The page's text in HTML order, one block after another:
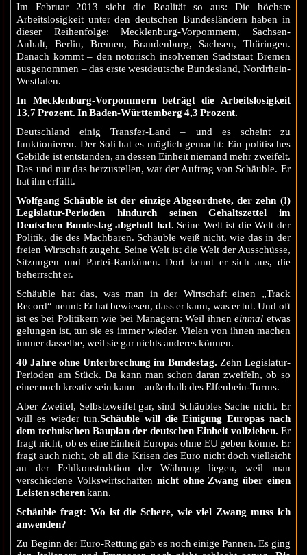
Im Februar 2013 sieht die Realität so aus: Die höchste
Arbeitslosigkeit unter den deutschen Bundesländern haben in
dieser Reihenfolge: Mecklenburg-Vorpommern, Sachsen-
Anhalt, Berlin, Bremen, Brandenburg, Sachsen, Thüringen.
Danach kommt – den notorisch insolventen Stadtstaat Bremen
ausgenommen – das erste westdeutsche Bundesland, Nordrhein-
Westfalen.
In Mecklenburg-Vorpommern beträgt die Arbeitslosigkeit
13,7 Prozent. In Baden-Württemberg 4,3 Prozent.
Deutschland einig Transfer-Land – und es scheint zu
funktionieren. Der Soli hat es möglich gemacht: Ein politisches
Gebilde ist entstanden, an dessen Einheit niemand mehr zweifelt.
Das und nur das herzustellen, war der Auftrag von Schäuble. Er
hat ihn erfüllt.
Wolfgang Schäuble ist der einzige Abgeordnete, der zehn (!)
Legislatur-Perioden hindurch seinen Gehaltszettel im
Deutschen Bundestag abgeholt hat. Seine Welt ist die Welt der
Politik, die des Machbaren. Schäuble weiß nicht, wie das in der
freien Wirtschaft zugeht. Seine Welt ist die Welt der Ausschüsse,
Sitzungen und Partei-Rankünen. Dort kennt er sich aus, die
beherrscht er.
Schäuble hat das, was man in der Wirtschaft einen „Track
Record“ nennt: Er hat bewiesen, dass er kann, was er tut. Und oft
ist es bei Politikern wie bei Managern: Weil ihneneinmal etwas
gelungen ist, tun sie es immer wieder. Vielen von ihnen machen
immer dasselbe, weil sie gar nichts anderes können.
40 Jahre ohne Unterbrechung im Bundestag. Zehn Legislatur-
Perioden am Stück. Da kann man schon daran zweifeln, ob so
einer noch kreativ sein kann – außerhalb des Elfenbein-Turms.
Aber Zweifel, Selbstzweifel gar, sind Schäubles Sache nicht. Er
will es wieder tun.Schäuble will die Einigung Europas nach
dem technischen Bauplan der deutschen Einheit vollziehen. Er
fragt nicht, ob es eine Einheit Europas ohne EU geben könne. Er
fragt auch nicht, ob all die Krisen des Euro nicht doch vielleicht
an der Fehlkonstruktion der Währung liegen, weil man
verschiedene Volkswirtschaften nicht ohne Zwang über einen
Leisten scherenkann.
Schäuble fragt: Wo ist die Schere, wie viel Zwang muss ich
anwenden?
Zu Beginn der Euro-Rettung gab es noch einige Pannen. Es ging